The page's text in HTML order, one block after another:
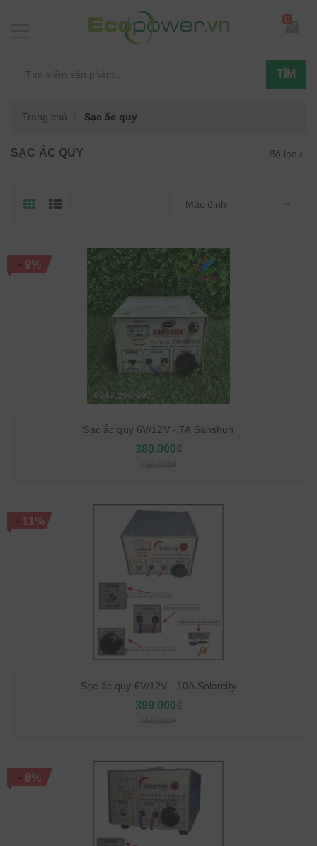
TÌM
0
Trang chủ Sạc ắc quy
SẠC ẮC QUY Bộ lọc
Mặc định
- 9%
Sạc ắc quy 6V/12V - 7A Sanshun
380.000₫
-11%
Sạc ắc quy 6V/12V - 10A Solarcity
399.000₫
- 8%